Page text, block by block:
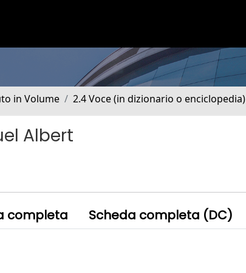
in Volume 2.4 Voce (in dizionario o enciclopedia)
Albert
completa Scheda completa (DC)